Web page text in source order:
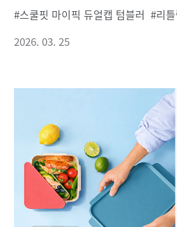
스쿨핏 마이픽 듀얼캡 텀블러 리
2026. 03. 25